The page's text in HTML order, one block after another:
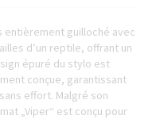
entièrement guilloché avec
d’un reptile, offrant un
épuré du stylo est
conçue, garantissant
effort. Malgré son
„Viper“ est conçu pour